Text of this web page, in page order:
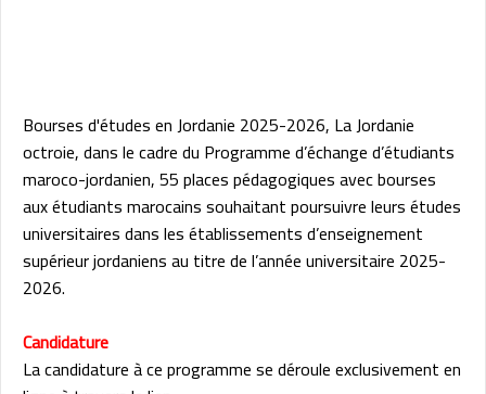
Bourses d'études en Jordanie 2025-2026, La Jordanie
octroie, dans le cadre du Programme d’échange d’étudiants
maroco-jordanien, 55 places pédagogiques avec bourses
aux étudiants marocains souhaitant poursuivre leurs études
universitaires dans les établissements d’enseignement
supérieur jordaniens au titre de l’année universitaire 2025-
2026.
Candidature
La candidature à ce programme se déroule exclusivement en